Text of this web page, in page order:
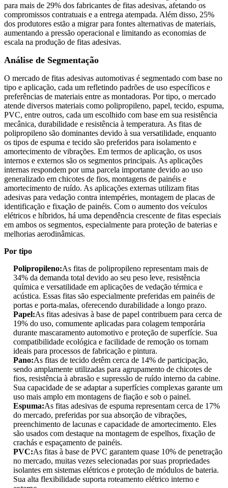
para mais de 29% dos fabricantes de fitas adesivas, afetando os
compromissos contratuais e a entrega atempada. Além disso, 25%
dos produtores estão a migrar para fontes alternativas de materiais,
aumentando a pressão operacional e limitando as economias de
escala na produção de fitas adesivas.
Análise de Segmentação
O mercado de fitas adesivas automotivas é segmentado com base no
tipo e aplicação, cada um refletindo padrões de uso específicos e
preferências de materiais entre as montadoras. Por tipo, o mercado
atende diversos materiais como polipropileno, papel, tecido, espuma,
PVC, entre outros, cada um escolhido com base em sua resistência
mecânica, durabilidade e resistência à temperatura. As fitas de
polipropileno são dominantes devido à sua versatilidade, enquanto
os tipos de espuma e tecido são preferidos para isolamento e
amortecimento de vibrações. Em termos de aplicação, os usos
internos e externos são os segmentos principais. As aplicações
internas respondem por uma parcela importante devido ao uso
generalizado em chicotes de fios, montagens de painéis e
amortecimento de ruído. As aplicações externas utilizam fitas
adesivas para vedação contra intempéries, montagem de placas de
identificação e fixação de painéis. Com o aumento dos veículos
elétricos e híbridos, há uma dependência crescente de fitas especiais
em ambos os segmentos, especialmente para proteção de baterias e
melhorias aerodinâmicas.
Por tipo
Polipropileno:As fitas de polipropileno representam mais de
34% da demanda total devido ao seu peso leve, resistência
química e versatilidade em aplicações de vedação térmica e
acústica. Essas fitas são especialmente preferidas em painéis de
portas e porta-malas, oferecendo durabilidade a longo prazo.
Papel:As fitas adesivas à base de papel contribuem para cerca de
19% do uso, comumente aplicadas para colagem temporária
durante mascaramento automotivo e proteção de superfície. Sua
compatibilidade ecológica e facilidade de remoção os tornam
ideais para processos de fabricação e pintura.
Pano:As fitas de tecido detêm cerca de 14% de participação,
sendo amplamente utilizadas para agrupamento de chicotes de
fios, resistência à abrasão e supressão de ruído interno da cabine.
Sua capacidade de se adaptar a superfícies complexas garante um
uso mais amplo em montagens de fiação e sob o painel.
Espuma:As fitas adesivas de espuma representam cerca de 17%
do mercado, preferidas por sua absorção de vibrações,
preenchimento de lacunas e capacidade de amortecimento. Eles
são usados ​​com destaque na montagem de espelhos, fixação de
crachás e espaçamento de painéis.
PVC:As fitas à base de PVC garantem quase 10% de penetração
no mercado, muitas vezes selecionadas por suas propriedades
isolantes em sistemas elétricos e proteção de módulos de bateria.
Sua alta flexibilidade suporta roteamento elétrico interno e